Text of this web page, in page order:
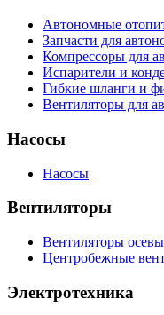
Автономные
Запчасти для
Компрессоры для
Испарители и
Гибкие шланги и
Вентиляторы для
Насосы
Насосы
Вентиляторы
Вентиляторы
Центробежные
Электротехника